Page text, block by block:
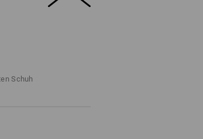
Canvas vereint der e.s.
sorgt neben dem
Polsterungen.
– auch in der
Schuh